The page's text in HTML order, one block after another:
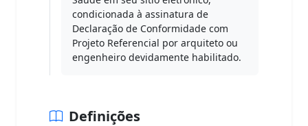
condicionada à assinatura de
Declaração de Conformidade com
Projeto Referencial por arquiteto ou
engenheiro devidamente habilitado.
Definições